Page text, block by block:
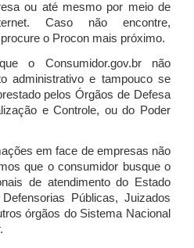
ou até mesmo por meio de
Caso não encontre,
o Procon mais próximo.
o Consumidor.gov.br não
administrativo e tampouco se
pelos Órgãos de Defesa
e Controle, ou do Poder
em face de empresas não
que o consumidor busque o
de atendimento do Estado
Públicas, Juizados
órgãos do Sistema Nacional